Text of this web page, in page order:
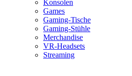
Konsolen
Games
Gaming-Tische
Gaming-Stühle
Merchandise
VR-Headsets
Streaming